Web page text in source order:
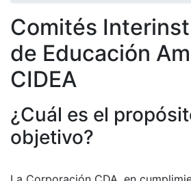
Comités
de Educación
CIDEA
¿Cuál es el
objetivo?